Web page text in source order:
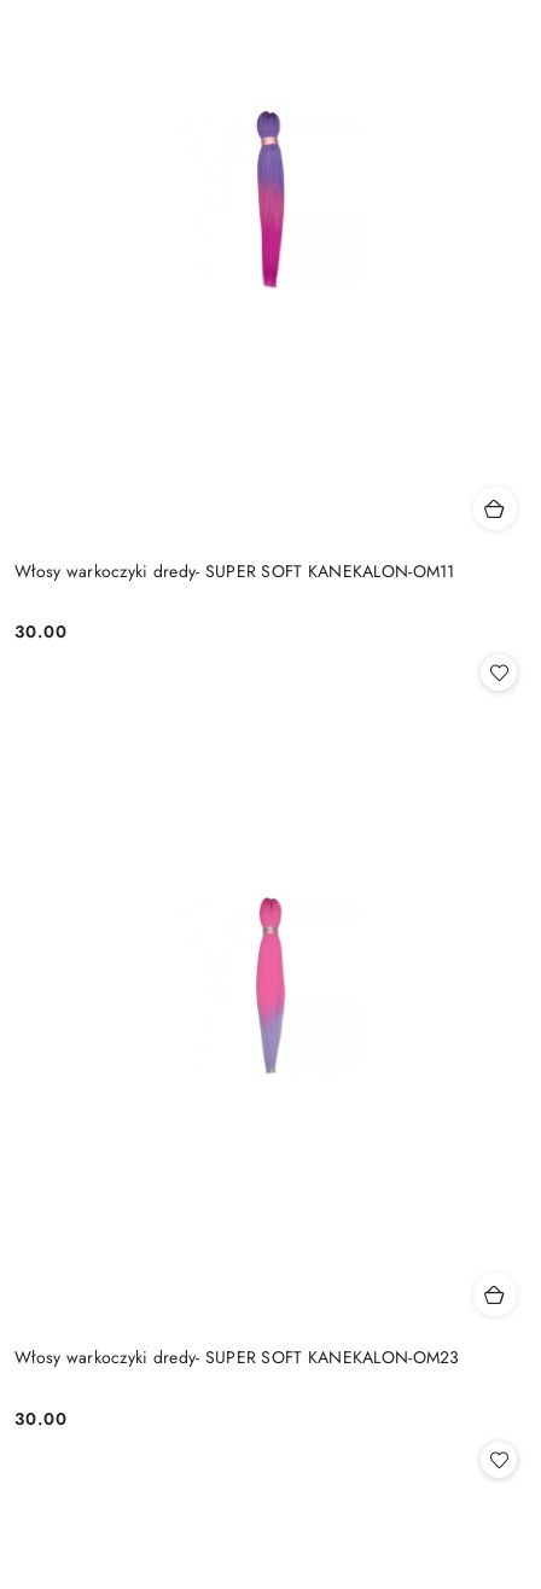
Włosy warkoczyki dredy- SUPER SOFT KANEKALON-OM11
Cena:
30.00
Włosy warkoczyki dredy- SUPER SOFT KANEKALON-OM23
Cena:
30.00